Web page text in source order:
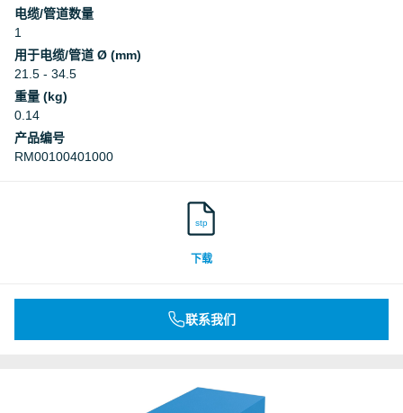
电缆/管道数量
1
用于电缆/管道 Ø (mm)
21.5 - 34.5
重量 (kg)
0.14
产品编号
RM00100401000
stp
下载
联系我们